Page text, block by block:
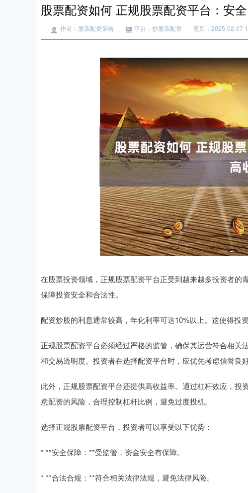
股票配资如何 正规股票配资平台：安
作者：股票配资策略 平台：炒股票配资 更新：2025-02-07
在股票投资领域，正规股票配资平台正受到越来越多投资者
保障投资安全和合法性。
配资炒股的利息通常较高，年化利率可达10%以上。这使得投
正规股票配资平台必须经过严格的监管，确保其运营符合相
和交易透明度。投资者在选择配资平台时，应优先考虑信誉良
此外，正规股票配资平台还提供高收益率。通过杠杆效应，
意配资的风险，合理控制杠杆比例，避免过度投机。
选择正规股票配资平台，投资者可以享受以下优势：
* **安全保障：**受监管，资金安全有保障。
* **合法合规：**符合相关法律法规，避免法律风险。